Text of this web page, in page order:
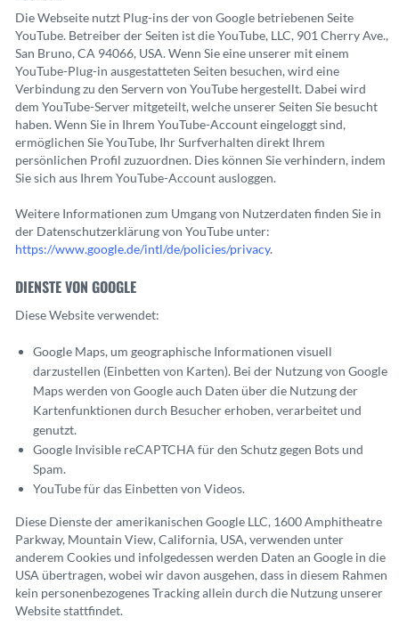
Die Webseite nutzt Plug-ins der von Google betriebenen Seite
YouTube. Betreiber der Seiten ist die YouTube, LLC, 901 Cherry Ave.,
San Bruno, CA 94066, USA. Wenn Sie eine unserer mit einem
YouTube-Plug-in ausgestatteten Seiten besuchen, wird eine
Verbindung zu den Servern von YouTube hergestellt. Dabei wird
dem YouTube-Server mitgeteilt, welche unserer Seiten Sie besucht
haben. Wenn Sie in Ihrem YouTube-Account eingeloggt sind,
ermöglichen Sie YouTube, Ihr Surfverhalten direkt Ihrem
persönlichen Profil zuzuordnen. Dies können Sie verhindern, indem
Sie sich aus Ihrem YouTube-Account ausloggen.
Weitere Informationen zum Umgang von Nutzerdaten finden Sie in
der Datenschutzerklärung von YouTube unter:
https://www.google.de/intl/de/policies/privacy.
DIENSTE VON GOOGLE
Diese Website verwendet:
Google Maps, um geographische Informationen visuell
darzustellen (Einbetten von Karten). Bei der Nutzung von Google
Maps werden von Google auch Daten über die Nutzung der
Kartenfunktionen durch Besucher erhoben, verarbeitet und
genutzt.
Google Invisible reCAPTCHA für den Schutz gegen Bots und
Spam.
YouTube für das Einbetten von Videos.
Diese Dienste der amerikanischen Google LLC, 1600 Amphitheatre
Parkway, Mountain View, California, USA, verwenden unter
anderem Cookies und infolgedessen werden Daten an Google in die
USA übertragen, wobei wir davon ausgehen, dass in diesem Rahmen
kein personenbezogenes Tracking allein durch die Nutzung unserer
Website stattfindet.